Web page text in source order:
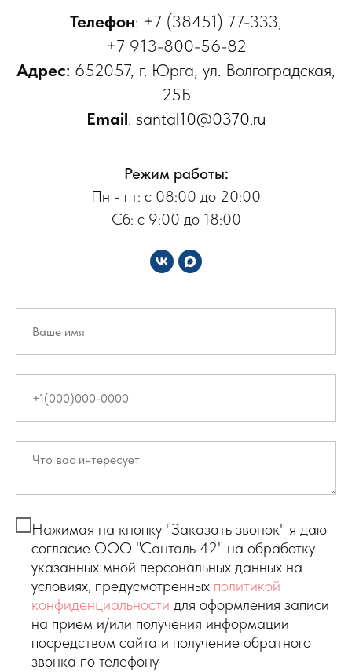
Телефон: +7 (38451) 77-333,
+7 913-800-56-82
Адрес: 652057, г. Юрга, ул. Волгоградская,
25Б
Email: santal10@0370.ru
Режим работы:
Пн - пт: с 08:00 до 20:00
Сб: с 9:00 до 18:00
Нажимая на кнопку "Заказать звонок" я даю
согласие ООО "Санталь 42" на обработку
указанных мной персональных данных на
условиях, предусмотренных политикой
конфиденциальности для оформления записи
на прием и/или получения информации
посредством сайта и получение обратного
звонка по телефону